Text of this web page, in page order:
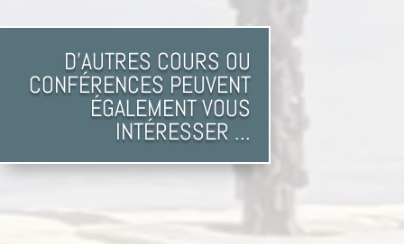
D'AUTRES COURS OU
CONFÉRENCES PEUVENT
ÉGALEMENT VOUS
INTÉRESSER ...